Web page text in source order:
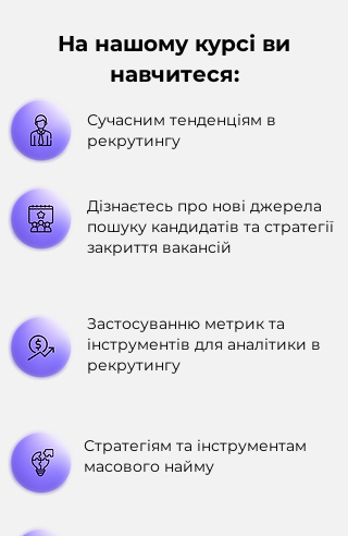
На нашому курсі ви
навчитеся:
Сучасним тенденціям в
рекрутингу
Дізнаєтесь про нові джерела
пошуку кандидатів та стратегії
закриття вакансій
Застосуванню метрик та
інструментів для аналітики в
рекрутингу
Стратегіям та інструментам
масового найму